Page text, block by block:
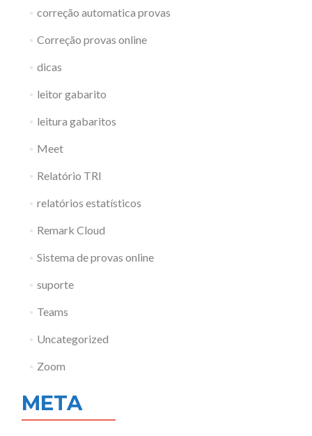
correção automatica provas
Correção provas online
dicas
leitor gabarito
leitura gabaritos
Meet
Relatório TRI
relatórios estatísticos
Remark Cloud
Sistema de provas online
suporte
Teams
Uncategorized
Zoom
META